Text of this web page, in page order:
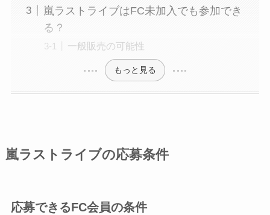
嵐ラストライブはFC未加入でも参加でき
る？
一般販売の可能性
もっと見る
嵐ラストライブの応募条件
応募できるFC会員の条件